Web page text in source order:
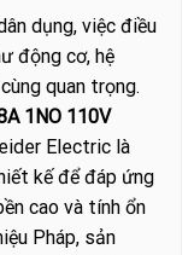
dụng, việc điều
động cơ, hệ
quan trọng.
1NO 110V
Electric là
kế để đáp ứng
cao và tính ổn
Pháp, sản